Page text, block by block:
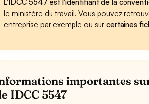
L'IDCC 5547 est l'identifiant de la
le ministère du travail. Vous pouvez
entreprise par exemple ou surcertaines
importantes
IDCC 5547